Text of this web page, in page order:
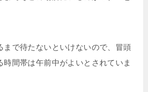
まで待たないといけないので、冒頭
時間帯は午前中がよいとされていま